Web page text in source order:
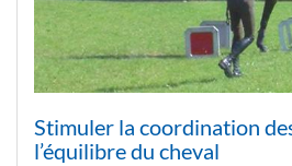
Stimuler la coordination
l’équilibre du cheval